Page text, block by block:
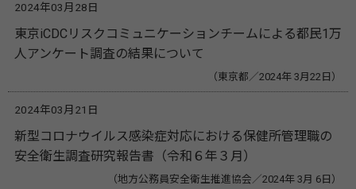
2024年03月28日
東京iCDCリスクコミュニケーションチームによる都民1万
人アンケート調査の結果について
（東京都／2024年 3月22日）
2024年03月21日
新型コロナウイルス感染症対応における保健所管理職の
安全衛生調査研究報告書（令和６年３月）
（地方公務員安全衛生推進協会／2024年 3月 6日）